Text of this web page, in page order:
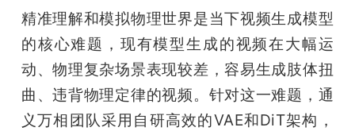
精准理解和模拟物理世界是当下视频生成模型
的核心难题，现有模型生成的视频在大幅运
动、物理复杂场景表现较差，容易生成肢体扭
曲、违背物理定律的视频。针对这一难题，通
义万相团队采用自研高效的VAE和DiT架构，